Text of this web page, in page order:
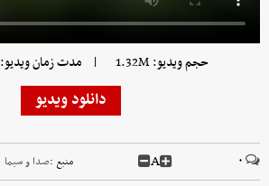
حجم ویدیو: 1.32M | مدت زمان ویدیو: 00:00:14
دانلود ویدیو
۰ A منبع :صدا و سیما